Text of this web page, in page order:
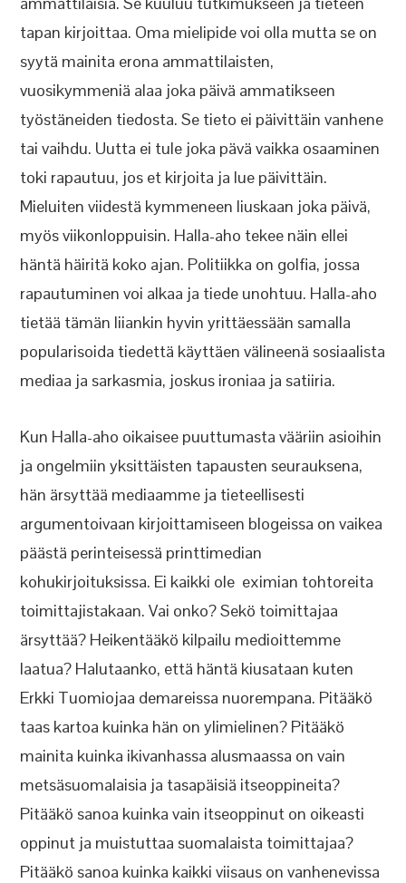
tapan kirjoittaa. Oma mielipide voi olla mutta se on
syytä mainita erona ammattilaisten,
vuosikymmeniä alaa joka päivä ammatikseen
työstäneiden tiedosta. Se tieto ei päivittäin vanhene
tai vaihdu. Uutta ei tule joka pävä vaikka osaaminen
toki rapautuu, jos et kirjoita ja lue päivittäin.
Mieluiten viidestä kymmeneen liuskaan joka päivä,
myös viikonloppuisin. Halla-aho tekee näin ellei
häntä häiritä koko ajan. Politiikka on golfia, jossa
rapautuminen voi alkaa ja tiede unohtuu. Halla-aho
tietää tämän liiankin hyvin yrittäessään samalla
popularisoida tiedettä käyttäen välineenä sosiaalista
mediaa ja sarkasmia, joskus ironiaa ja satiiria.
Kun Halla-aho oikaisee puuttumasta vääriin asioihin
ja ongelmiin yksittäisten tapausten seurauksena,
hän ärsyttää mediaamme ja tieteellisesti
argumentoivaan kirjoittamiseen blogeissa on vaikea
päästä perinteisessä printtimedian
kohukirjoituksissa. Ei kaikki ole eximian tohtoreita
toimittajistakaan. Vai onko? Sekö toimittajaa
ärsyttää? Heikentääkö kilpailu medioittemme
laatua? Halutaanko, että häntä kiusataan kuten
Erkki Tuomiojaa demareissa nuorempana. Pitääkö
taas kartoa kuinka hän on ylimielinen? Pitääkö
mainita kuinka ikivanhassa alusmaassa on vain
metsäsuomalaisia ja tasapäisiä itseoppineita?
Pitääkö sanoa kuinka vain itseoppinut on oikeasti
oppinut ja muistuttaa suomalaista toimittajaa?
Pitääkö sanoa kuinka kaikki viisaus on vanhenevissa